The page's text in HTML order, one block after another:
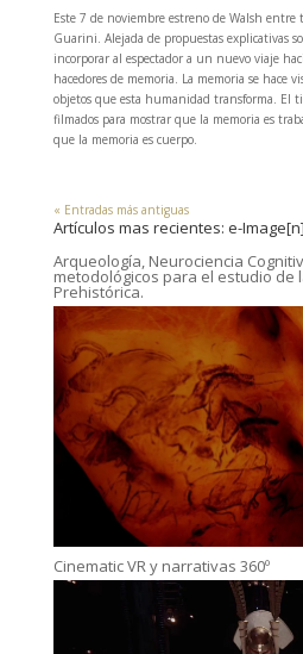
Este 7 de noviembre estreno de Walsh
Guarini. Alejada de propuestas explicativas
incorporar al espectador a un nuevo viaje
hacedores de memoria. La memoria se hace
objetos que esta humanidad transforma. El
filmados para mostrar que la memoria es
que la memoria es cuerpo.
« Entradas más antiguas
Artículos mas recientes: e-Image[n]
Arqueología, Neurociencia
metodológicos para el estudio de
Prehistórica.
Cinematic VR y narrativas 360º